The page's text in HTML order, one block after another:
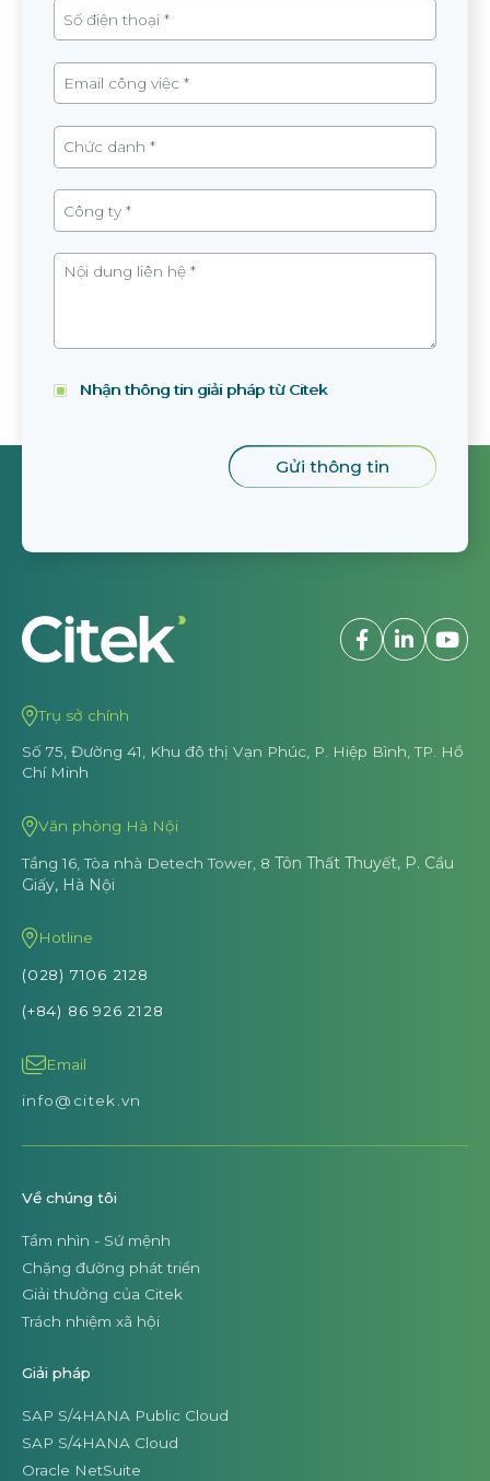
Nhận thông tin giải pháp từ Citek
Trụ sở chính
Số 75, Đường 41, Khu đô thị Vạn Phúc, P. Hiệp Bình, TP. Hồ
Chí Minh
Văn phòng Hà Nội
Tầng 16, Tòa nhà Detech Tower, 8 Tôn Thất Thuyết, P. Cầu
Giấy, Hà Nội
Hotline
(028) 7106 2128
(+84) 86 926 2128
Email
info@citek.vn
Về chúng tôi
Tầm nhìn - Sứ mệnh
Chặng đường phát triển
Giải thưởng của Citek
Trách nhiệm xã hội
Giải pháp
SAP S/4HANA Public Cloud
SAP S/4HANA Cloud
Oracle NetSuite